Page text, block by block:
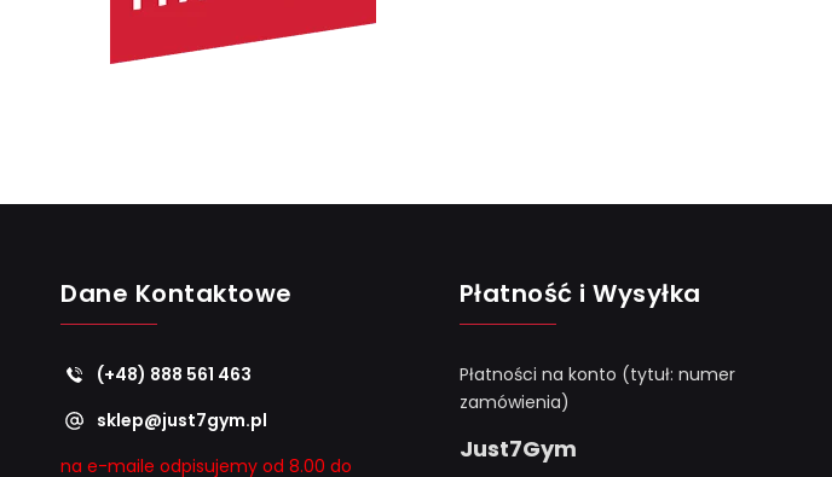
Dane Kontaktowe
(+48) 888 561 463
sklep@just7gym.pl
na e-maile odpisujemy od 8.00 do
Płatność i Wysyłka
Płatności na konto (tytuł: numer
zamówienia)
Just7Gym